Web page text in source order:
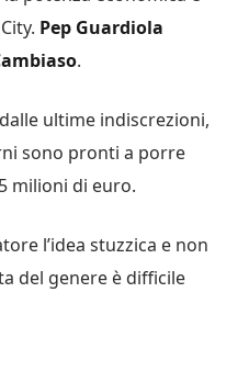
Pep Guardiola
.
ultime indiscrezioni,
sono pronti a porre
milioni di euro.
l’idea stuzzica e non
del genere è difficile